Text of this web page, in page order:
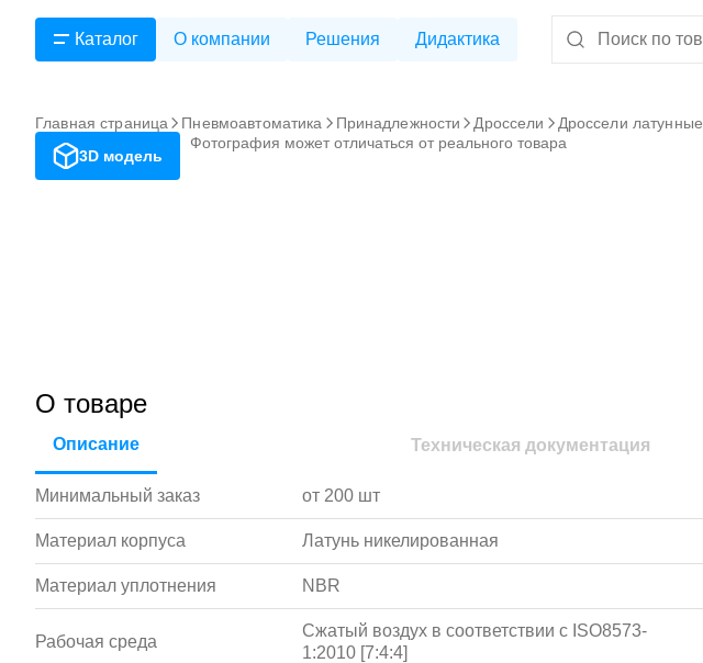
Каталог О компании Решения Дидактика
Главная страница Пневмоавтоматика Принадлежности Дроссели Дроссели латунные
3D модель
Фотография может отличаться от реального товара
О товаре
Описание Техническая документация
Минимальный заказ от 200 шт
Материал корпуса Латунь никелированная
Материал уплотнения NBR
Рабочая среда
Сжатый воздух в соответствии с ISO8573-
1:2010 [7:4:4]